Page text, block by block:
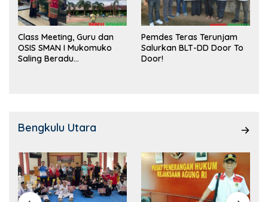
Class Meeting, Guru dan
OSIS SMAN I Mukomuko
Saling Beradu
Pemdes Teras Terunjam
Salurkan BLT-DD Door To
Door!
Bengkulu Utara